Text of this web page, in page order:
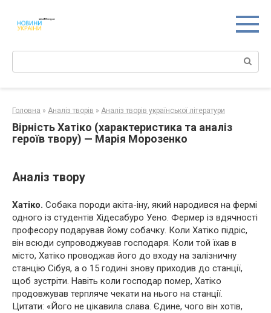
контенту
Поиск:
Головна » Аналіз творів » Аналіз творів української літератури
Вірність Хатіко (характеристика та аналіз
героїв твору) — Марія Морозенко
Аналіз твору
Хатіко. Собака породи акіта-іну, який народився на фермі
одного із студентів Хідесабуро Уено. Фермер із вдячності
професору подарував йому собачку. Коли Хатіко підріс,
він всюди супроводжував господаря. Коли той їхав в
місто, Хатіко проводжав його до входу на залізничну
станцію Сібуя, а о 15 годині знову приходив до станції,
щоб зустріти. Навіть коли господар помер, Хатіко
продовжував терпляче чекати на нього на станції.
Цитати: «Його не цікавила слава. Єдине, чого він хотів,